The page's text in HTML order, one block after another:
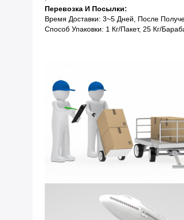
Перевозка И Посылки:
Время Доставки: 3~5 Дней, После
Способ Упаковки: 1 Кг/пакет, 25 Кг/